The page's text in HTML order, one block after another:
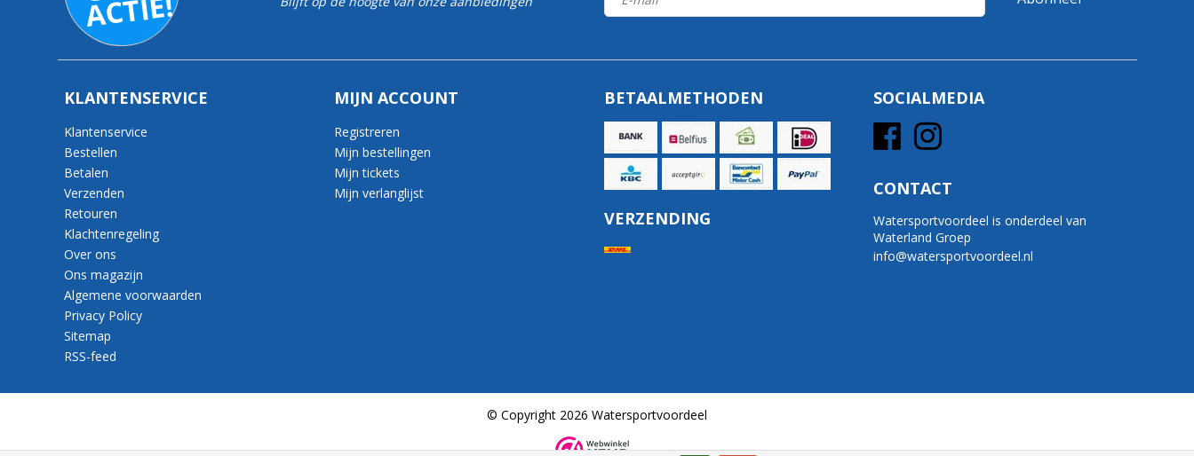
E!
KLANTENSERVICE
Klantenservice
Bestellen
Betalen
Verzenden
Retouren
Klachtenregeling
Over ons
Ons magazijn
Algemene voorwaarden
Privacy Policy
Sitemap
RSS-feed
MIJN ACCOUNT
Registreren
Mijn bestellingen
Mijn tickets
Mijn verlanglijst
BETAALMETHODEN
VERZENDING
SOCIALMEDIA
CONTACT
Watersportvoordeel is onderdeel van
Waterland Groep
info@watersportvoordeel.nl
© Copyright 2026 Watersportvoordeel